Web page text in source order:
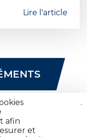
Lire l'article
afin
et
.